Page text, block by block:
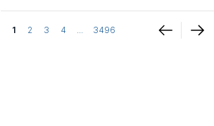
1 2 3 4 ... 3496